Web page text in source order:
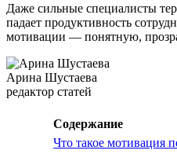
Даже сильные специалисты
падает продуктивность
мотивации — понятную,
Арина Шустаева
редактор статей
Содержание
Что такое мотивация